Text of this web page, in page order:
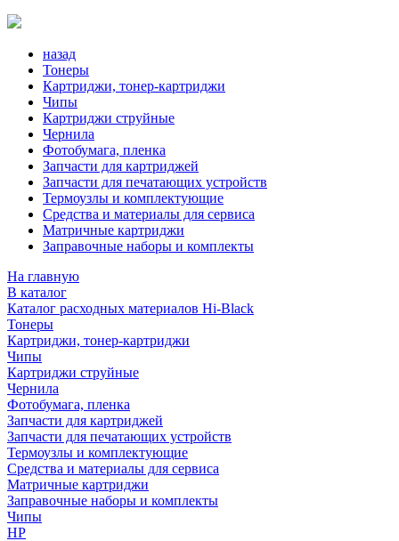
назад
Тонеры
Картриджи, тонер-картриджи
Чипы
Картриджи струйные
Чернила
Фотобумага, пленка
Запчасти для картриджей
Запчасти для печатающих устройств
Термоузлы и комплектующие
Средства и материалы для сервиса
Матричные картриджи
Заправочные наборы и комплекты
На главную
В каталог
Каталог расходных материалов Hi-Black
Тонеры
Картриджи, тонер-картриджи
Чипы
Картриджи струйные
Чернила
Фотобумага, пленка
Запчасти для картриджей
Запчасти для печатающих устройств
Термоузлы и комплектующие
Средства и материалы для сервиса
Матричные картриджи
Заправочные наборы и комплекты
Чипы
HP